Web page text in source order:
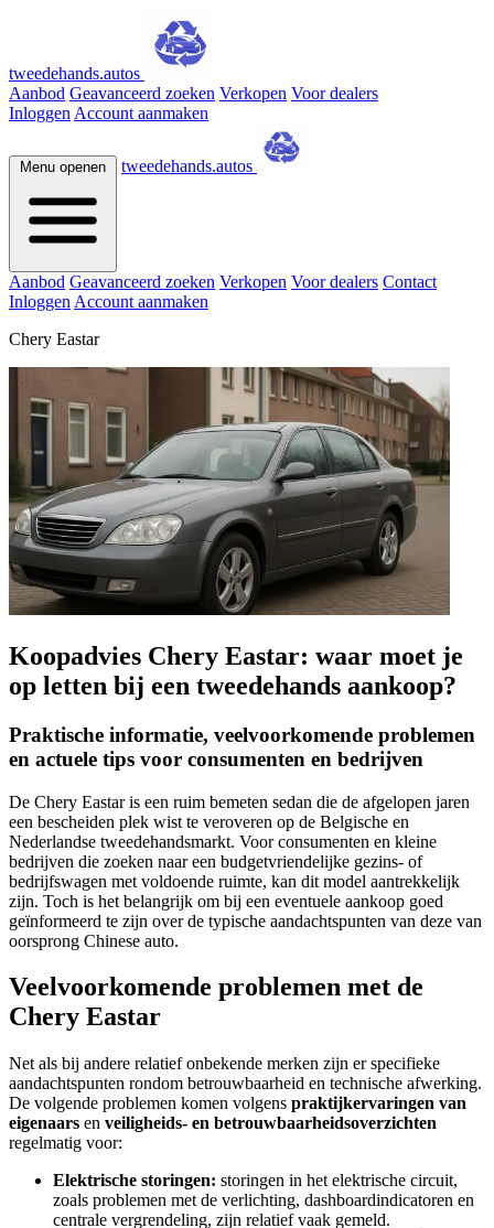
tweedehands.autos
Aanbod Geavanceerd zoeken Verkopen Voor dealers
Inloggen Account aanmaken
Menu openen tweedehands.autos
Aanbod Geavanceerd zoeken Verkopen Voor dealers Contact
Inloggen Account aanmaken
Chery Eastar
Koopadvies Chery Eastar: waar moet je
op letten bij een tweedehands aankoop?
Praktische informatie, veelvoorkomende problemen
en actuele tips voor consumenten en bedrijven
De Chery Eastar is een ruim bemeten sedan die de afgelopen jaren
een bescheiden plek wist te veroveren op de Belgische en
Nederlandse tweedehandsmarkt. Voor consumenten en kleine
bedrijven die zoeken naar een budgetvriendelijke gezins- of
bedrijfswagen met voldoende ruimte, kan dit model aantrekkelijk
zijn. Toch is het belangrijk om bij een eventuele aankoop goed
geïnformeerd te zijn over de typische aandachtspunten van deze van
oorsprong Chinese auto.
Veelvoorkomende problemen met de
Chery Eastar
Net als bij andere relatief onbekende merken zijn er specifieke
aandachtspunten rondom betrouwbaarheid en technische afwerking.
De volgende problemen komen volgens praktijkervaringen van
eigenaars en veiligheids- en betrouwbaarheidsoverzichten
regelmatig voor:
Elektrische storingen: storingen in het elektrische circuit,
zoals problemen met de verlichting, dashboardindicatoren en
centrale vergrendeling, zijn relatief vaak gemeld.